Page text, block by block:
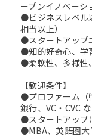
ープンイノベーシ
●ビジネスレベル
相当以上）
●スタートアップ
●知的好奇心、学
●柔軟性、多様性
【歓迎条件】
●プロファーム（
銀行、VC・CVC
●スタートアップ
●MBA、英語圏大